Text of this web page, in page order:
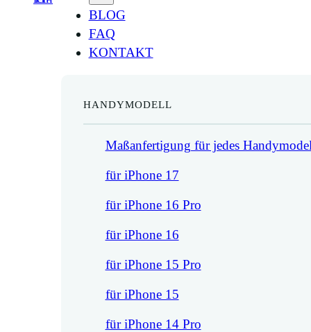
BLOG
FAQ
KONTAKT
HANDYMODELL
Maßanfertigung für jedes
für iPhone 17
für iPhone 16 Pro
für iPhone 16
für iPhone 15 Pro
für iPhone 15
für iPhone 14 Pro